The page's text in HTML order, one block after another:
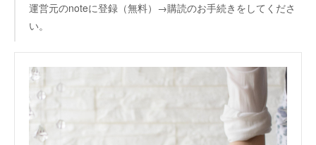
運営元のnoteに登録（無料）→購読のお手続きをしてくださ
い。